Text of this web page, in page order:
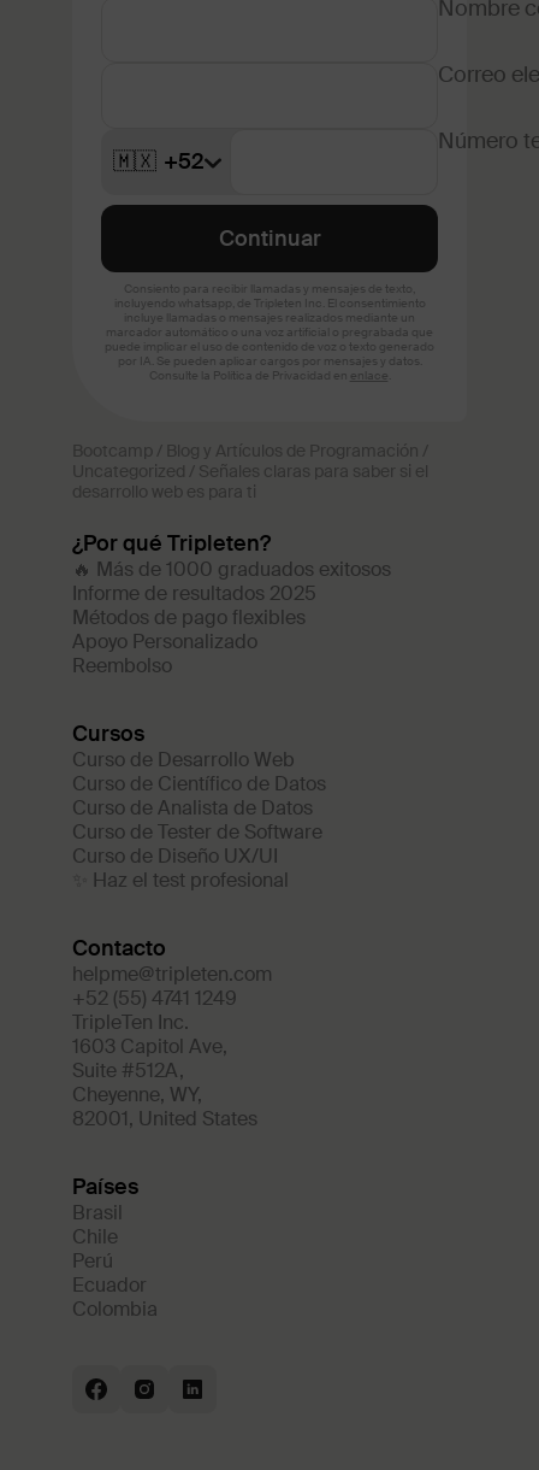
Bootcamp / Blog y Artículos de Programación /
Uncategorized / Señales claras para saber si el
desarrollo web es para ti
¿Por qué Tripleten?
🔥 Más de 1000 graduados exitosos
Informe de resultados 2025
Métodos de pago flexibles
Apoyo Personalizado
Reembolso
Cursos
Curso de Desarrollo Web
Curso de Científico de Datos
Curso de Analista de Datos
Curso de Tester de Software
Curso de Diseño UX/UI
✨ Haz el test profesional
Países
Brasil
Chile
Perú
Ecuador
Colombia
Contacto
helpme@tripleten.com
+52 (55) 4741 1249
TripleTen Inc.
1603 Capitol Ave,
Suite #512A,
Cheyenne, WY,
82001, United States